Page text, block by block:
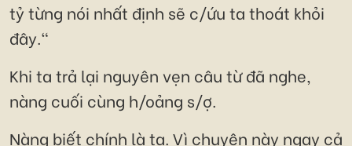
tỷ từng nói nhất định sẽ c/ứu ta thoát khỏi
đây."
Khi ta trả lại nguyên vẹn câu từ đã nghe,
nàng cuối cùng h/oảng s/ợ.
Nàng biết chính là ta. Vì chuyện này ngay cả